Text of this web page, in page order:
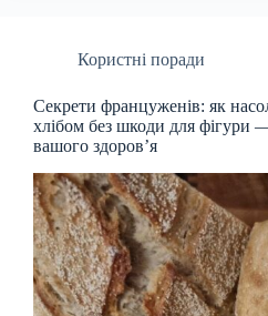
Користні поради
Секрети француженів: як
хлібом без шкоди для фігури
вашого здоров’я